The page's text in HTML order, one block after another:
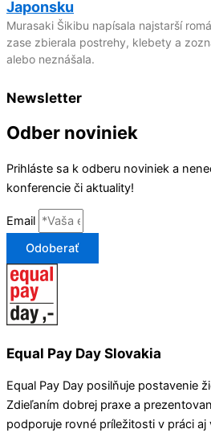
Japonsku
Murasaki Šikibu napísala najstarší
zase zbierala postrehy, klebety a
alebo neznášala.
Newsletter
Odber noviniek
Prihláste sa k odberu noviniek a
konferencie či aktuality!
Email
Odoberať
Equal Pay Day Slovakia
Equal Pay Day posilňuje postavenie
Zdieľaním dobrej praxe a
podporuje rovné príležitosti v práci